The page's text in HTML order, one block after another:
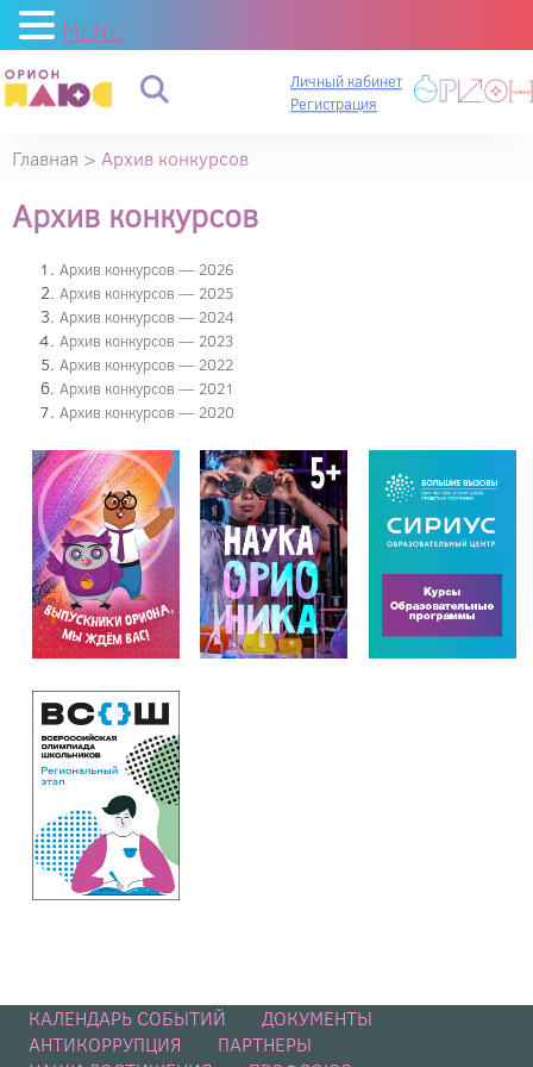
Личный кабинет
Регистрация
Главная > Архив конкурсов
Архив конкурсов
Архив конкурсов — 2026
Архив конкурсов — 2025
Архив конкурсов — 2024
Архив конкурсов — 2023
Архив конкурсов — 2022
Архив конкурсов — 2021
Архив конкурсов — 2020
КАЛЕНДАРЬ СОБЫТИЙ
ДОКУМЕНТЫ
АНТИКОРРУПЦИЯ
ПАРТНЕРЫ
MENU